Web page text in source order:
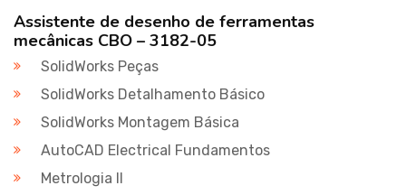
Assistente de desenho de ferramentas
mecânicas CBO – 3182-05
SolidWorks Peças
SolidWorks Detalhamento Básico
SolidWorks Montagem Básica
AutoCAD Electrical Fundamentos
Metrologia II